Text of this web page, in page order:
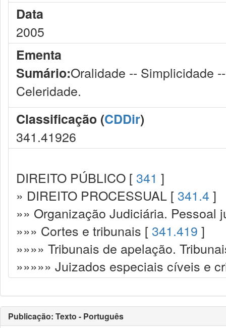
Data
2005
Ementa
Sumário:Oralidade -- Simplicidade
Celeridade.
Classificação (CDDir)
341.41926
DIREITO PÚBLICO [ 341 ]
» DIREITO PROCESSUAL [ 341.4 ]
»» Organização Judiciária. Pessoal
»»» Cortes e tribunais [ 341.419 ]
»»»» Tribunais de apelação.
»»»»» Juizados especiais cíveis e
Publicação: Texto - Português